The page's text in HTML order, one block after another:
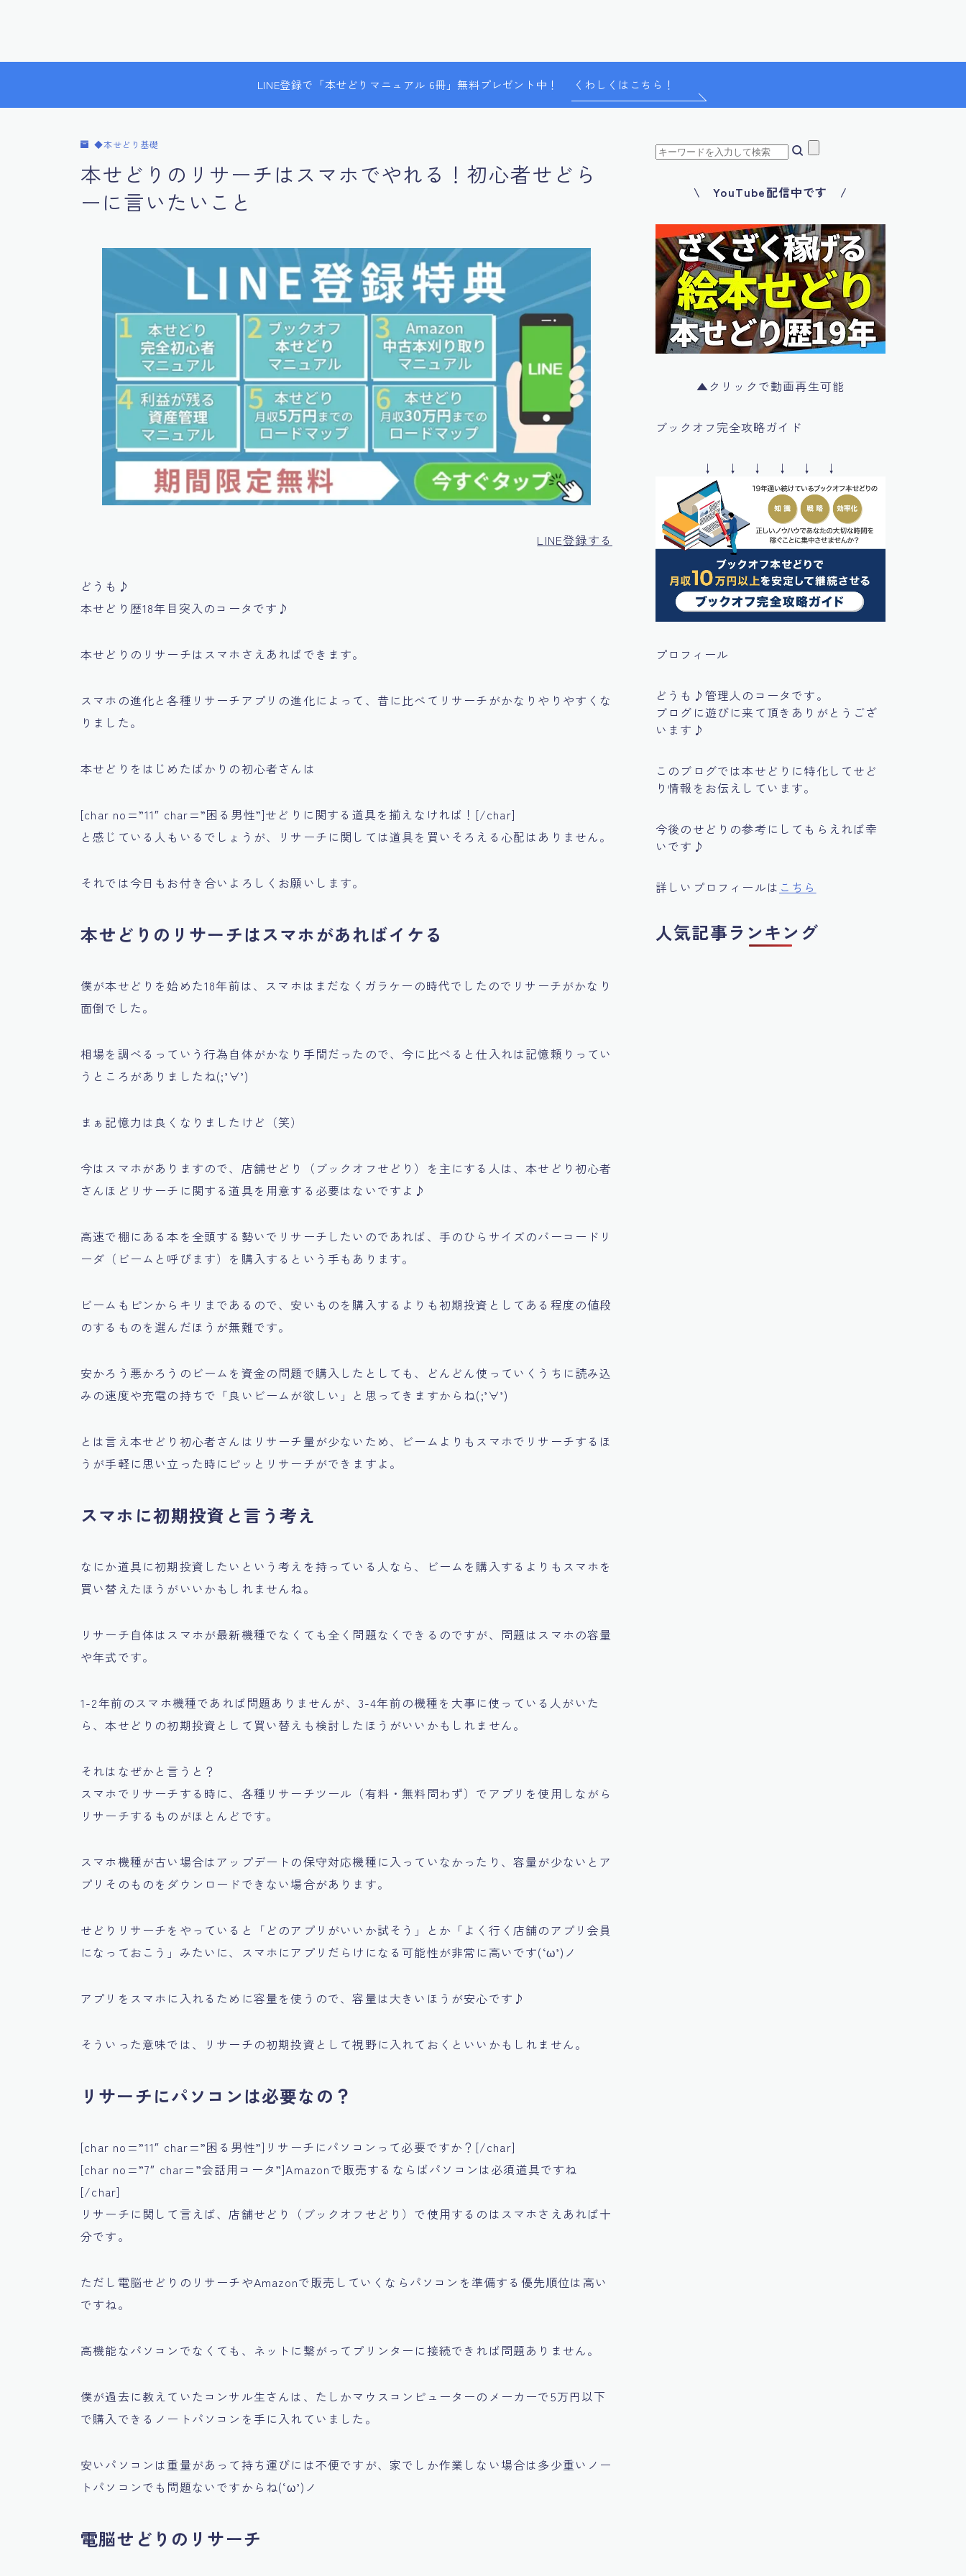
LINE登録で「本せどりマニュアル 6冊」無料プレゼント中！ くわしくはこちら！
◆本せどり基礎
本せどりのリサーチはスマホでやれる！初心者せどら
ーに言いたいこと
LINE登録する
どうも♪
本せどり歴18年目突入のコータです♪
本せどりのリサーチはスマホさえあればできます。
スマホの進化と各種リサーチアプリの進化によって、昔に比べてリサーチがかなりやりやすくな
りました。
本せどりをはじめたばかりの初心者さんは
[char no=”11″ char=”困る男性”]せどりに関する道具を揃えなければ！[/char]
と感じている人もいるでしょうが、リサーチに関しては道具を買いそろえる心配はありません。
それでは今日もお付き合いよろしくお願いします。
本せどりのリサーチはスマホがあればイケる
僕が本せどりを始めた18年前は、スマホはまだなくガラケーの時代でしたのでリサーチがかなり
面倒でした。
相場を調べるっていう行為自体がかなり手間だったので、今に比べると仕入れは記憶頼りってい
うところがありましたね(;’∀’)
まぁ記憶力は良くなりましたけど（笑）
今はスマホがありますので、店舗せどり（ブックオフせどり）を主にする人は、本せどり初心者
さんほどリサーチに関する道具を用意する必要はないですよ♪
高速で棚にある本を全頭する勢いでリサーチしたいのであれば、手のひらサイズのバーコードリ
ーダ（ビームと呼びます）を購入するという手もあります。
ビームもピンからキリまであるので、安いものを購入するよりも初期投資としてある程度の値段
のするものを選んだほうが無難です。
安かろう悪かろうのビームを資金の問題で購入したとしても、どんどん使っていくうちに読み込
みの速度や充電の持ちで 「良いビームが欲しい」 と思ってきますからね(;’∀’)
とは言え本せどり初心者さんはリサーチ量が少ないため、ビームよりもスマホでリサーチするほ
うが手軽に思い立った時にピッとリサーチができますよ。
スマホに初期投資と言う考え
なにか道具に初期投資したいという考えを持っている人なら、
ビームを購入するよりもスマホを
買い替えたほうがいいかもしれませんね。
リサーチ自体はスマホが最新機種でなくても全く問題なくできるのですが、問題はスマホの容量
や年式です。
1-2年前のスマホ機種であれば問題ありませんが、3-4年前の機種を大事に使っている人がいた
ら、本せどりの初期投資として買い替えも検討したほうがいいかもしれません。
それはなぜかと言うと？
スマホでリサーチする時に、各種リサーチツール（有料・無料問わず）でアプリを使用しながら
リサーチするものがほとんどです。
スマホ機種が古い場合はアップデートの保守対応機種に入っていなかったり、容量が少ないとア
プリそのものをダウンロードできない場合があります。
せどりリサーチをやっていると 「どのアプリがいいか試そう」 とか 「よく行く店舗のアプリ会員
になっておこう」 みたいに、スマホにアプリだらけになる可能性が非常に高いです(‘ω’)ノ
アプリをスマホに入れるために容量を使うので、容量は大きいほうが安心です♪
そういった意味では、リサーチの初期投資として視野に入れておくといいかもしれません。
リサーチにパソコンは必要なの？
[char no=”11″ char=”困る男性”]リサーチにパソコンって必要ですか？[/char]
[char no=”7″ char=”会話用コータ”]Amazonで販売するならばパソコンは必須道具ですね
[/char]
リサーチに関して言えば、店舗せどり（ブックオフせどり）で使用するのはスマホさえあれば十
分です。
ただし電脳せどりのリサーチやAmazonで販売していくならパソコンを準備する優先順位は高い
ですね。
高機能なパソコンでなくても、ネットに繋がってプリンターに接続できれば問題ありません。
僕が過去に教えていたコンサル生さんは、たしかマウスコンピューターのメーカーで5万円以下
で購入できるノートパソコンを手に入れていました。
安いパソコンは重量があって持ち運びには不便ですが、家でしか作業しない場合は多少重いノー
トパソコンでも問題ないですからね(‘ω’)ノ
電脳せどりのリサーチ
\ YouTube配信中です /
▲クリックで動画再生可能
ブックオフ完全攻略ガイド
↓ ↓ ↓ ↓ ↓ ↓
プロフィール
どうも♪管理人のコータです。
ブログに遊びに来て頂きありがとうござ
います♪
このブログでは本せどりに特化してせど
り情報をお伝えしています。
今後のせどりの参考にしてもらえれば幸
いです♪
詳しいプロフィールは こちら
人気記事ランキング